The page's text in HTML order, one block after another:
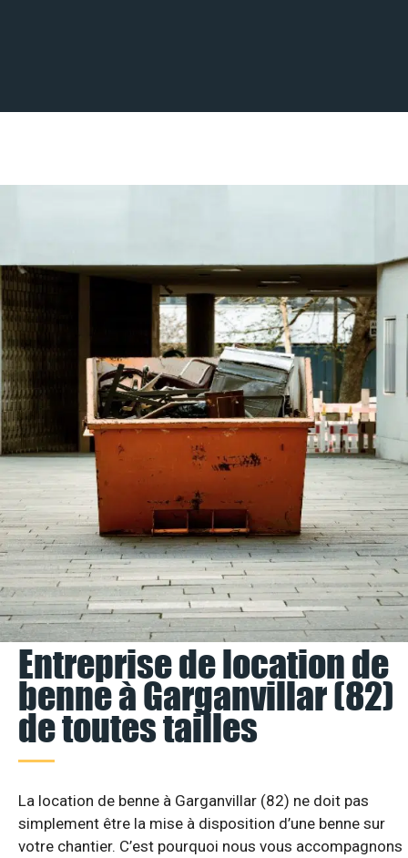
Entreprise de location de
benne à Garganvillar (82)
de toutes tailles
La location de benne à Garganvillar (82) ne doit pas
simplement être la mise à disposition d’une benne sur
votre chantier. C’est pourquoi nous vous accompagnons